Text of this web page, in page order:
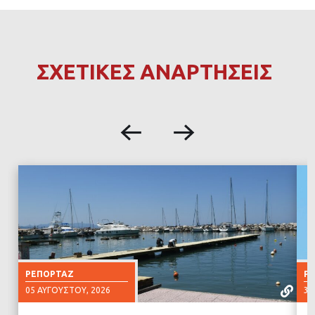
ΣΧΕΤΙΚΕΣ ΑΝΑΡΤΗΣΕΙΣ
ΡΕΠΟΡΤΆΖ
05 ΑΥΓΟΎΣΤΟΥ, 2026
30